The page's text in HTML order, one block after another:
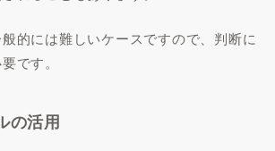
的には難しいケースですので、判断に
です。
の活用